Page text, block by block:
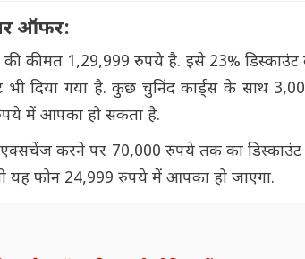
ऑफर:
कीमत 1,29,999 रुपये है. इसे 23%
दिया गया है. कुछ चुनिंद कार्ड्स के साथ
में आपका हो सकता है.
करने पर 70,000 रुपये तक का डिस्काउंट
यह फोन 24,999 रुपये में आपका हो जाएगा.